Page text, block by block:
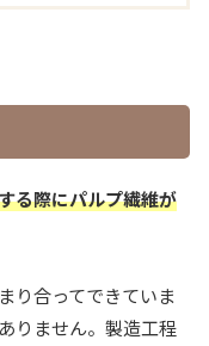
る際にパルプ繊維が
り合ってできていま
りません。製造工程